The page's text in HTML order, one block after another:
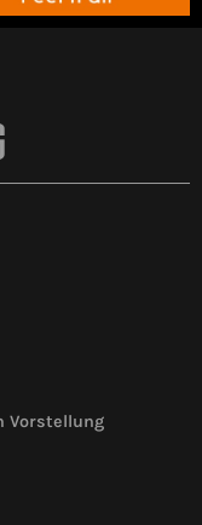
Vorstellung